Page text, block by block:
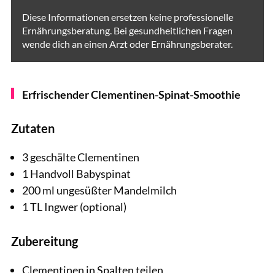
Diese Informationen ersetzen keine professionelle
Ernährungsberatung. Bei gesundheitlichen Fragen
wende dich an einen Arzt oder Ernährungsberater.
Erfrischender Clementinen-Spinat-Smoothie
Zutaten
3 geschälte Clementinen
1 Handvoll Babyspinat
200 ml ungesüßter Mandelmilch
1 TL Ingwer (optional)
Zubereitung
Clementinen in Spalten teilen